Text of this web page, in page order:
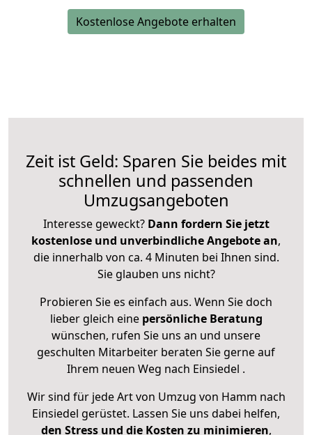
Kostenlose Angebote erhalten
Zeit ist Geld: Sparen Sie beides mit
schnellen und passenden
Umzugsangeboten
Interesse geweckt? Dann fordern Sie jetzt
kostenlose und unverbindliche Angebote an,
die innerhalb von ca. 4 Minuten bei Ihnen sind.
Sie glauben uns nicht?
Probieren Sie es einfach aus. Wenn Sie doch
lieber gleich eine persönliche Beratung
wünschen, rufen Sie uns an und unsere
geschulten Mitarbeiter beraten Sie gerne auf
Ihrem neuen Weg nach Einsiedel .
Wir sind für jede Art von Umzug von Hamm nach
Einsiedel gerüstet. Lassen Sie uns dabei helfen,
den Stress und die Kosten zu minimieren,